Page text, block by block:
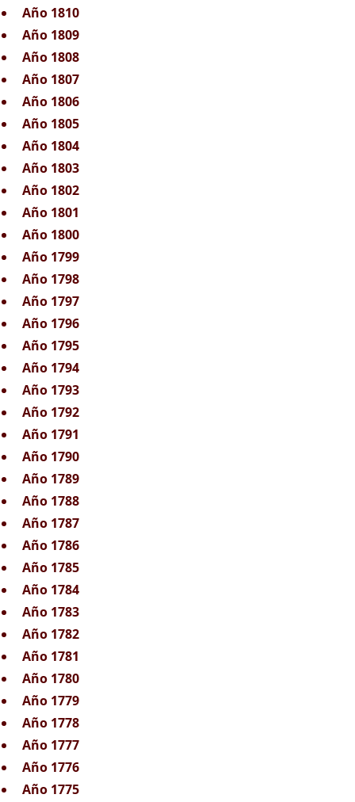
Año 1810
Año 1809
Año 1808
Año 1807
Año 1806
Año 1805
Año 1804
Año 1803
Año 1802
Año 1801
Año 1800
Año 1799
Año 1798
Año 1797
Año 1796
Año 1795
Año 1794
Año 1793
Año 1792
Año 1791
Año 1790
Año 1789
Año 1788
Año 1787
Año 1786
Año 1785
Año 1784
Año 1783
Año 1782
Año 1781
Año 1780
Año 1779
Año 1778
Año 1777
Año 1776
Año 1775